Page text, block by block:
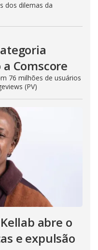
dos dilemas da
a Comscore
76 milhões de usuários
(PV)
abre o
e expulsão